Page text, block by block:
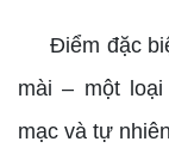
Điểm đặc
mài – một
mạc và tự